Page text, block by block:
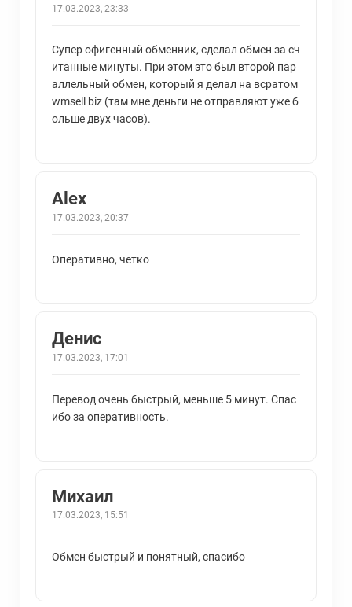
17.03.2023, 23:33
Супер офигенный обменник, сделал обмен за сч
итанные минуты. При этом это был второй пар
аллельный обмен, который я делал на всратом
wmsell biz (там мне деньги не отправляют уже б
ольше двух часов).
Alex
17.03.2023, 20:37
Оперативно, четко
Денис
17.03.2023, 17:01
Перевод очень быстрый, меньше 5 минут. Спас
ибо за оперативность.
Михаил
17.03.2023, 15:51
Обмен быстрый и понятный, спасибо